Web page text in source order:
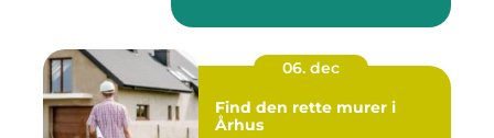
06. dec
Find den rette murer i
Århus